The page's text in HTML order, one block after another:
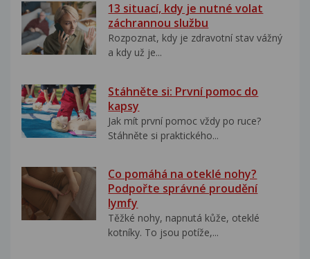
13 situací, kdy je nutné volat
záchrannou službu
Rozpoznat, kdy je zdravotní stav vážný
a kdy už je...
Stáhněte si: První pomoc do
kapsy
Jak mít první pomoc vždy po ruce?
Stáhněte si praktického...
Co pomáhá na oteklé nohy?
Podpořte správné proudění
lymfy
Těžké nohy, napnutá kůže, oteklé
kotníky. To jsou potíže,...